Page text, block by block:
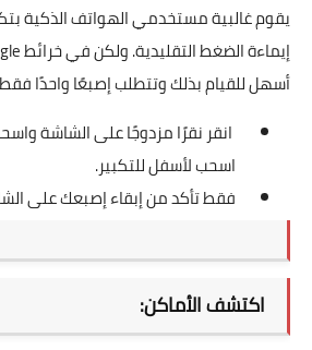
يقوم غالبية مستخدمي الهواتف الذكية
أسهل للقيام بذلك وتتطلب إصبعًا واحدًا
انقر نقرًا مزدوجًا على الشاشة
اسحب لأسفل للتكبير.
فقط تأكد من إبقاء إصبعك على
اكتشف الأماكن: